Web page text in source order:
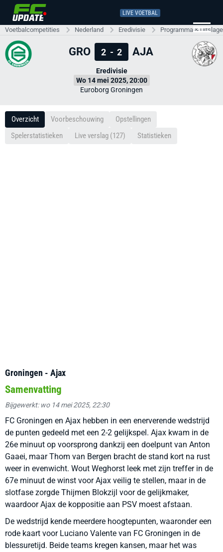
LIVE VOETBAL
Voetbalcompetities Nederland Eredivisie Programma &
GRO 2 - 2 AJA
Eredivisie
Wo 14 mei 2025, 20:00
Euroborg Groningen
Overzicht Voorbeschouwing
Opstellingen
Spelerstatistieken
Live verslag (127) Statistieken
Groningen - Ajax
Samenvatting
Bijgewerkt: wo 14 mei 2025, 22:30
FC Groningen en Ajax hebben in een enerverende wedstrijd
de punten gedeeld met een 2-2 gelijkspel. Ajax kwam in de
26e minuut op voorsprong dankzij een doelpunt van Anton
Gaaei, maar Thom van Bergen bracht de stand kort na rust
weer in evenwicht. Wout Weghorst leek met zijn treffer in de
67e minuut de winst voor Ajax veilig te stellen, maar in de
slotfase zorgde Thijmen Blokzijl voor de gelijkmaker,
waardoor Ajax de koppositie aan PSV moest afstaan.
De wedstrijd kende meerdere hoogtepunten, waaronder een
rode kaart voor Luciano Valente van FC Groningen in de
blessuretijd. Beide teams kregen kansen, maar het was